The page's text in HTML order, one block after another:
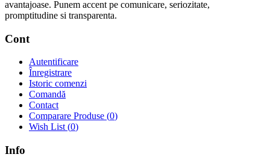
avantajoase. Punem accent pe comunicare, seriozitate,
promptitudine si transparenta.
Cont
Autentificare
Înregistrare
Istoric comenzi
Comandă
Contact
Comparare Produse (0)
Wish List (0)
Info